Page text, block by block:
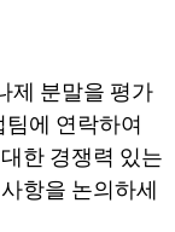
제 분말을 평가
에 연락하여
한 경쟁력 있는
항을 논의하세